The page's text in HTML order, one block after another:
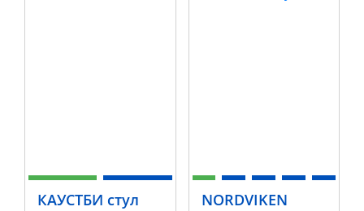
КАУСТБИ стул
NORDVIKEN